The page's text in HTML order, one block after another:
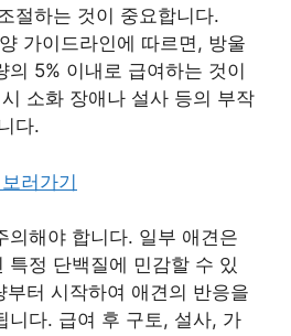
절하는 것이 중요합니다.
가이드라인에 따르면, 방울
의 5% 이내로 급여하는 것이
소화 장애나 설사 등의 부작
다.
러가기
의해야 합니다. 일부 애견은
특정 단백질에 민감할 수 있
터 시작하여 애견의 반응을
니다. 급여 후 구토, 설사, 가